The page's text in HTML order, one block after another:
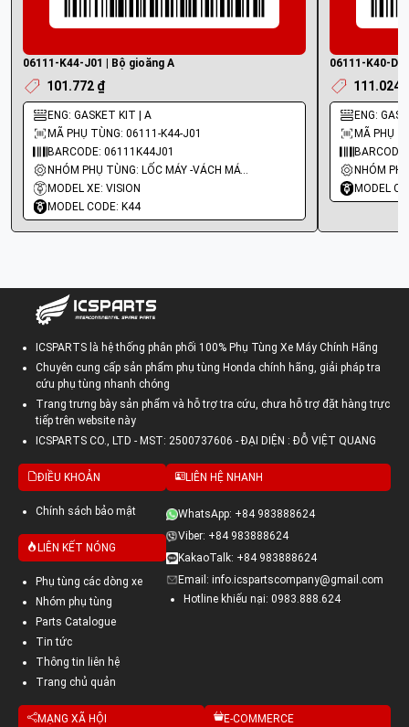
06111-K44-J01 | Bộ gioăng A
101.772 ₫
ENG: GASKET KIT | A
MÃ PHỤ TÙNG: 06111-K44-J01
BARCODE: 06111K44J01
NHÓM PHỤ TÙNG: LỐC MÁY -VÁCH MÁY - GIOĂNG MÁY
MODEL XE: VISION
MODEL CODE: K44
06111-K40-
111.024
ENG:
MÃ PHỤ
MODEL
ICSPARTS là hệ thống phân phối 100% Phụ Tùng Xe Máy Chính Hãng
Chuyên cung cấp sản phẩm phụ tùng Honda chính hãng, giải pháp tra
cứu phụ tùng nhanh chóng
Trang trưng bày sản phẩm và hỗ trợ tra cứu, chưa hỗ trợ đặt hàng trực
tiếp trên website này
ICSPARTS CO., LTD - MST: 2500737606 - ĐẠI DIỆN : ĐỖ VIỆT QUANG
ĐIỀU KHOẢN
Chính sách bảo mật
LIÊN KẾT NÓNG
Phụ tùng các dòng xe
Nhóm phụ tùng
Parts Catalogue
Tin tức
Thông tin liên hệ
Trang chủ quản
LIÊN HỆ NHANH
WhatsApp: +84 983888624
Viber: +84 983888624
KakaoTalk: +84 983888624
Email: info.icspartscompany@gmail.com
Hotline khiếu nại: 0983.888.624
MẠNG XÃ HỘI E-COMMERCE